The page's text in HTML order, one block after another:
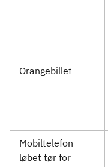
Orangebillet
Mobiltelefon
løbet tør for